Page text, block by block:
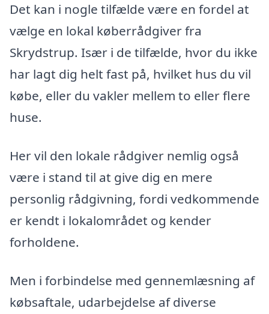
Det kan i nogle tilfælde være en fordel at
vælge en lokal køberrådgiver fra
Skrydstrup. Især i de tilfælde, hvor du ikke
har lagt dig helt fast på, hvilket hus du vil
købe, eller du vakler mellem to eller flere
huse.
Her vil den lokale rådgiver nemlig også
være i stand til at give dig en mere
personlig rådgivning, fordi vedkommende
er kendt i lokalområdet og kender
forholdene.
Men i forbindelse med gennemlæsning af
købsaftale, udarbejdelse af diverse